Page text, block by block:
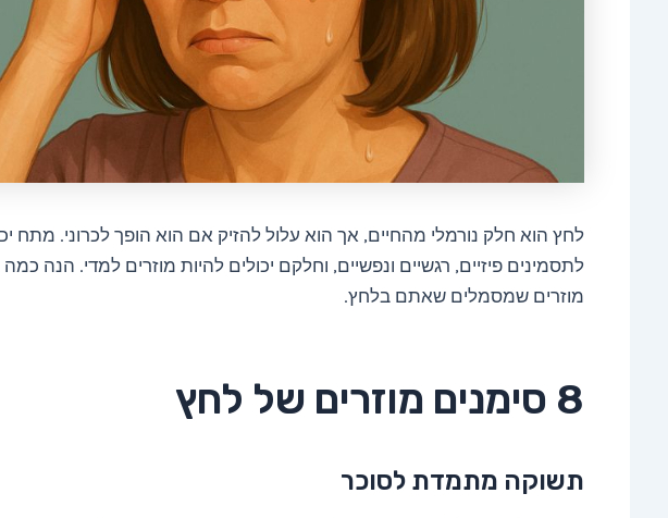
לחץ הוא חלק נורמלי מהחיים, אך הוא עלול להזיק אם הוא הופך לכרוני. מתח
לתסמינים פיזיים, רגשיים ונפשיים, וחלקם יכולים להיות מוזרים למדי. הנה
מוזרים שמסמלים שאתם בלחץ.
8 סימנים מוזרים של לחץ
תשוקה מתמדת לסוכר